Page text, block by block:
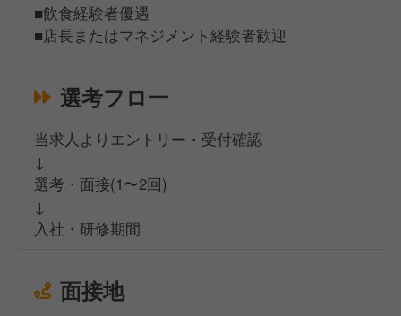
■飲食経験者優遇
■店長またはマネジメント経験者歓迎
選考フロー
当求人よりエントリー・受付確認
↓
選考・面接(1〜2回)
↓
入社・研修期間
面接地